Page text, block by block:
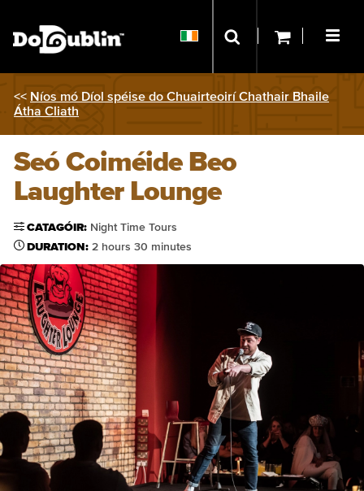
<< Níos mó Díol spéise do Chuairteoirí Chathair Bhaile
Átha Cliath
Seó Coiméide Beo
Laughter Lounge
CATAGÓIR: Night Time Tours
DURATION: 2 hours 30 minutes